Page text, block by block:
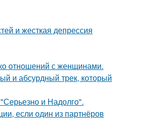
и жесткая депрессия
отношений с женщинами.
и абсурдный трек, который
и Надолго".
если один из партнёров